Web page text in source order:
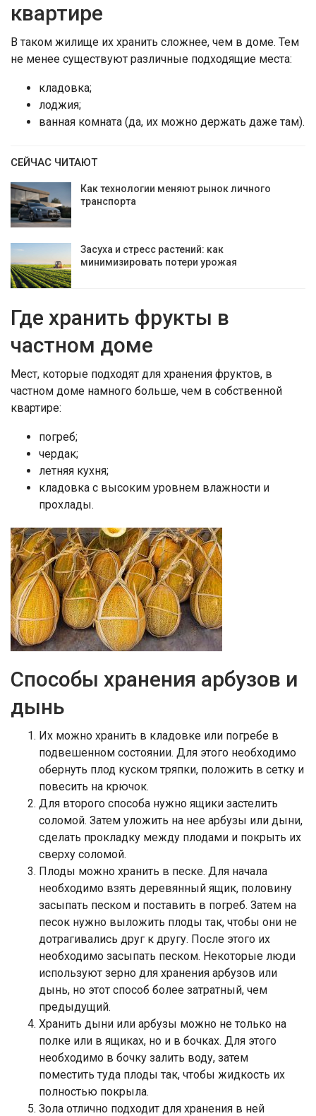
квартире
В таком жилище их хранить сложнее, чем в доме. Тем
не менее существуют различные подходящие места:
кладовка;
лоджия;
ванная комната (да, их можно держать даже там).
СЕЙЧАС ЧИТАЮТ
Как технологии меняют рынок личного
транспорта
Засуха и стресс растений: как
минимизировать потери урожая
Где хранить фрукты в
частном доме
Мест, которые подходят для хранения фруктов, в
частном доме намного больше, чем в собственной
квартире:
погреб;
чердак;
летняя кухня;
кладовка с высоким уровнем влажности и
прохлады.
Способы хранения арбузов и
дынь
Их можно хранить в кладовке или погребе в
подвешенном состоянии. Для этого необходимо
обернуть плод куском тряпки, положить в сетку и
повесить на крючок.
Для второго способа нужно ящики застелить
соломой. Затем уложить на нее арбузы или дыни,
сделать прокладку между плодами и покрыть их
сверху соломой.
Плоды можно хранить в песке. Для начала
необходимо взять деревянный ящик, половину
засыпать песком и поставить в погреб. Затем на
песок нужно выложить плоды так, чтобы они не
дотрагивались друг к другу. После этого их
необходимо засыпать песком. Некоторые люди
используют зерно для хранения арбузов или
дынь, но этот способ более затратный, чем
предыдущий.
Хранить дыни или арбузы можно не только на
полке или в ящиках, но и в бочках. Для этого
необходимо в бочку залить воду, затем
поместить туда плоды так, чтобы жидкость их
полностью покрыла.
Зола отлично подходит для хранения в ней